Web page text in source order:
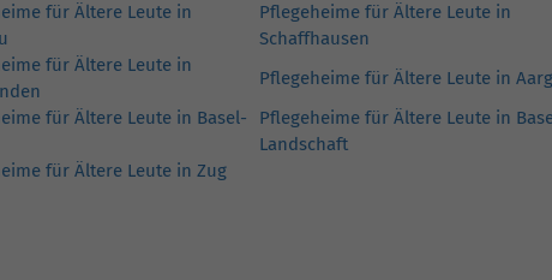
für Ältere Leute in
Pflegeheime für Ältere Leute in
Schaffhausen
für Ältere Leute in
Pflegeheime für Ältere Leute in
für Ältere Leute in Basel-
Pflegeheime für Ältere Leute in
Landschaft
für Ältere Leute in Zug